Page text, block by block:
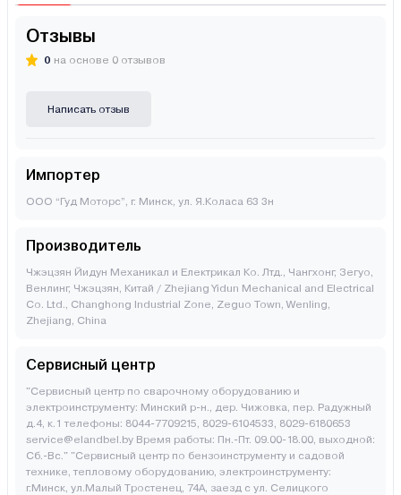
Отзывы
0 на основе 0 отзывов
Написать отзыв
Импортер
ООО “Гуд Моторс”, г. Минск, ул. Я.Коласа 63 3н
Производитель
Чжэцзян Йидун Механикал и Електрикал Ко. Лтд., Чангхонг, Зегуо,
Венлинг, Чжэцзян, Китай / Zhejiang Yidun Mechanical and Electrical
Co. Ltd., Changhong Industrial Zone, Zeguo Town, Wenling,
Zhejiang, China
Сервисный центр
"Сервисный центр по сварочному оборудованию и
электроинструменту: Минский р-н., дер. Чижовка, пер. Радужный
д.4, к.1 телефоны: 8044-7709215, 8029-6104533, 8029-6180653
service@elandbel.by Время работы: Пн.-Пт. 09.00-18.00, выходной:
Сб.-Вс." "Сервисный центр по бензоинструменту и садовой
технике, тепловому оборудованию, электроинструменту:
г.Минск, ул.Малый Тростенец, 74А, заезд с ул. Селицкого